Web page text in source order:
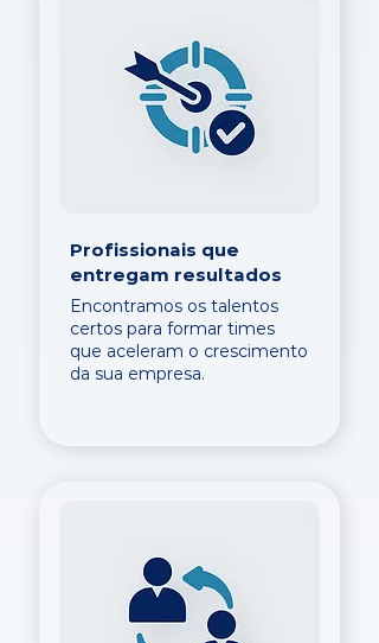
Profissionais que
entregam resultados
Encontramos os talentos
certos para formar times
que aceleram o crescimento
da sua empresa.